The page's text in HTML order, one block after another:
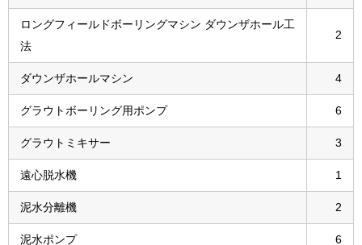
ロングフィールドボーリングマシン ダウンザホール工
法
2
ダウンザホールマシン 4
グラウトボーリング用ポンプ 6
グラウトミキサー 3
遠心脱水機 1
泥水分離機 2
泥水ポンプ 6